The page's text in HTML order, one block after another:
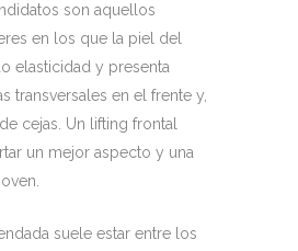
son aquellos
en los que la piel del
elasticidad y presenta
transversales en el frente y,
cejas. Un lifting frontal
un mejor aspecto y una
suele estar entre los